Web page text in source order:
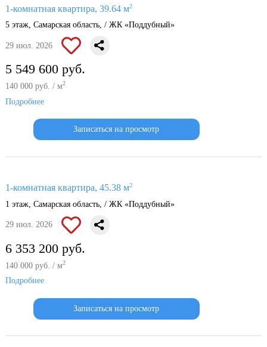
1-комнатная квартира, 39.64 м2
5 этаж, Самарская область, / ЖК «Поддубный»
29 июл. 2026
5 549 600 руб.
140 000 руб. / м2
Подробнее
Записаться на просмотр
1-комнатная квартира, 45.38 м2
1 этаж, Самарская область, / ЖК «Поддубный»
29 июл. 2026
6 353 200 руб.
140 000 руб. / м2
Подробнее
Записаться на просмотр